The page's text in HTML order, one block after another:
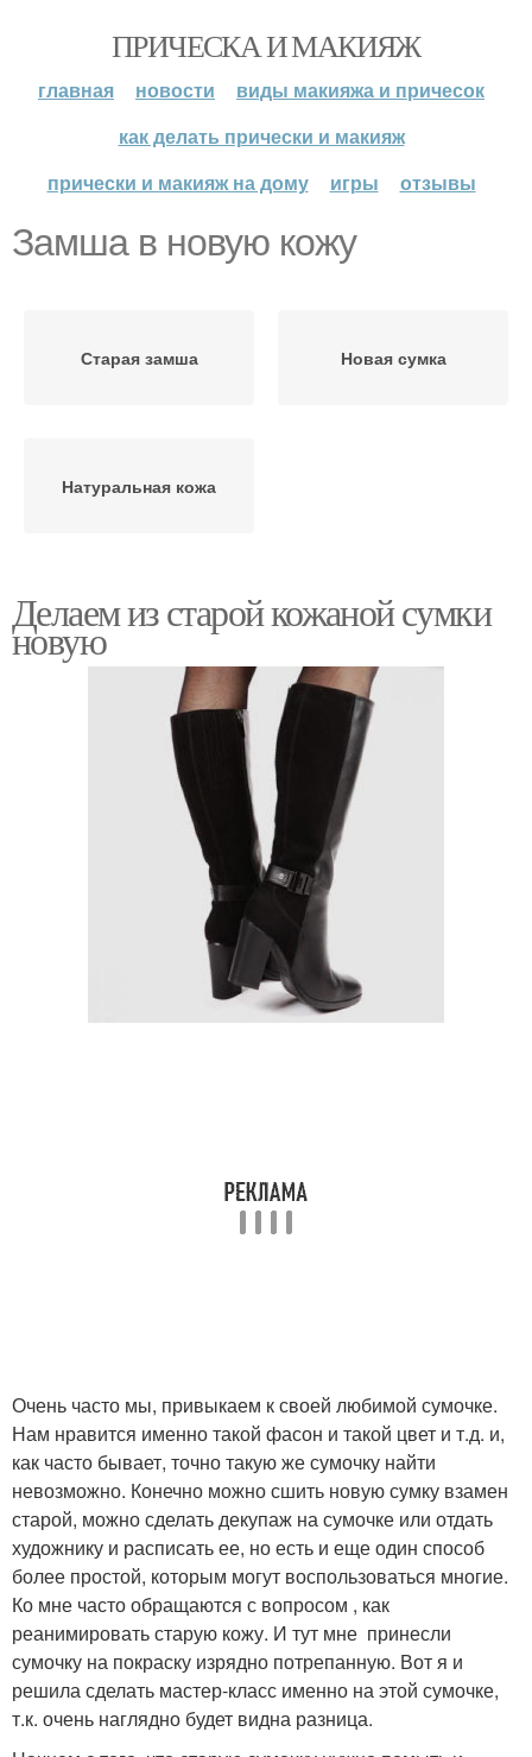
ПРИЧЕСКА И МАКИЯЖ
главная новости
виды макияжа и причесок
как делать прически и макияж
прически и макияж на дому
игры отзывы
Замша в новую кожу
Старая замша Новая сумка
Натуральная кожа
Делаем из старой кожаной сумки
новую
Очень часто мы, привыкаем к своей любимой сумочке.
Нам нравится именно такой фасон и такой цвет и т.д. и,
как часто бывает, точно такую же сумочку найти
невозможно. Конечно можно сшить новую сумку взамен
старой, можно сделать декупаж на сумочке или отдать
художнику и расписать ее, но есть и еще один способ
более простой, которым могут воспользоваться многие.
Ко мне часто обращаются с вопросом , как
реанимировать старую кожу. И тут мне принесли
сумочку на покраску изрядно потрепанную. Вот я и
решила сделать мастер-класс именно на этой сумочке,
т.к. очень наглядно будет видна разница.